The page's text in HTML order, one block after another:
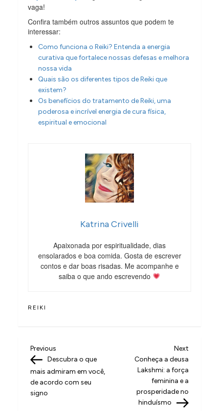
vaga!
Confira também outros assuntos que podem te
interessar:
Como funciona o Reiki? Entenda a energia
curativa que fortalece nossas defesas e melhora
nossa vida
Quais são os diferentes tipos de Reiki que
existem?
Os benefícios do tratamento de Reiki, uma
poderosa e incrível energia de cura física,
espiritual e emocional
Katrina Crivelli
Apaixonada por espiritualidade, dias
ensolarados e boa comida. Gosta de escrever
contos e dar boas risadas. Me acompanhe e
saiba o que ando escrevendo
REIKI
N
a
v
e
Previous
Post
Previous
Descubra o que
mais admiram em você,
de acordo com seu
signo
Next
Post
Next
Conheça a deusa
Lakshmi: a força
feminina e a
prosperidade no
hinduísmo